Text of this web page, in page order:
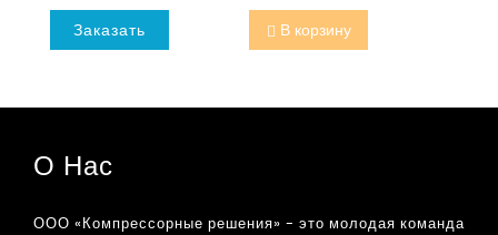
Заказать
В корзину
О Нас
ООО «Компрессорные решения» - это молодая команда